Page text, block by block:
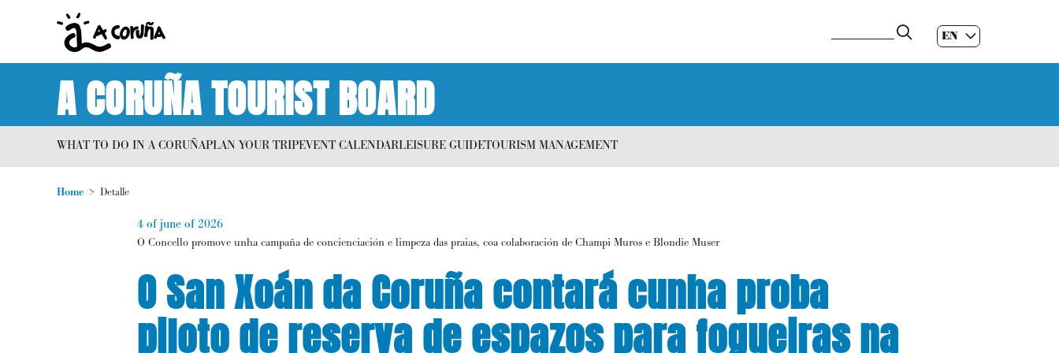
EN
ES|
GL|
A CORUÑA TOURIST BOARD
WHAT TO DO IN A CORUÑAPLAN YOUR TRIPEVENT CALENDARLEISURE GUIDETOURISM MANAGEMENT
Home Detalle
4 of june of 2026
O Concello promove unha campaña de concienciación e limpeza das praias, coa colaboración de Champi Muros e Blondie Muser
O San Xoán da Coruña contará cunha proba
piloto de reserva de espazos para fogueiras na